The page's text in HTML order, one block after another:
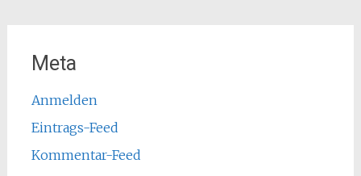
Meta
Anmelden
Eintrags-Feed
Kommentar-Feed